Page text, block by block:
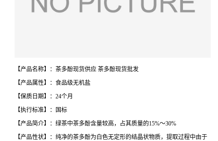
【产品名称】：茶多酚现货供应 茶多酚现货批发
【产品属性】：食品级无机盐
【保质日期】：24个月
【执行标准】：国标
【产品简介】：绿茶中茶多酚含量较高，占其质量的15%～30%
【产品性状】：纯净的茶多酚为白色无定形的结晶状物质，提取过程中由于